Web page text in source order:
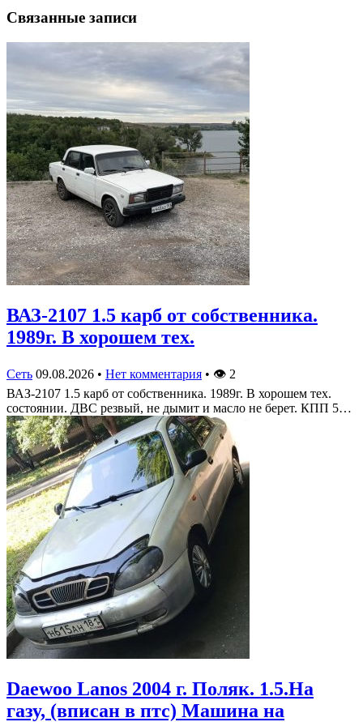
Связанные записи
ВАЗ-2107 1.5 карб от собственника.
1989г. В хорошем тех.
Сеть 09.08.2026 • Нет комментария • 👁 2
ВАЗ-2107 1.5 карб от собственника. 1989г. В хорошем тех.
состоянии. ДВС резвый, не дымит и масло не берет. КПП 5…
Daewoo Lanos 2004 г. Поляк. 1.5.На
газу, (вписан в птс) Машина на